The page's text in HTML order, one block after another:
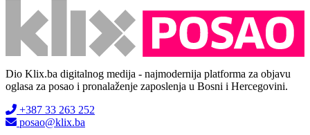
Dio Klix.ba digitalnog medija - najmodernija platforma za objavu
oglasa za posao i pronalaženje zaposlenja u Bosni i Hercegovini.
+387 33 263 252
posao@klix.ba